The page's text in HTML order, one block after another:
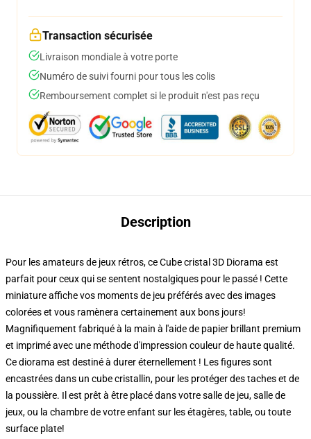
Transaction sécurisée
Livraison mondiale à votre porte
Numéro de suivi fourni pour tous les colis
Remboursement complet si le produit n'est pas reçu
Description
Pour les amateurs de jeux rétros, ce Cube cristal 3D Diorama est
parfait pour ceux qui se sentent nostalgiques pour le passé ! Cette
miniature affiche vos moments de jeu préférés avec des images
colorées et vous ramènera certainement aux bons jours!
Magnifiquement fabriqué à la main à l'aide de papier brillant premium
et imprimé avec une méthode d'impression couleur de haute qualité.
Ce diorama est destiné à durer éternellement ! Les figures sont
encastrées dans un cube cristallin, pour les protéger des taches et de
la poussière. Il est prêt à être placé dans votre salle de jeu, salle de
jeux, ou la chambre de votre enfant sur les étagères, table, ou toute
surface plate!